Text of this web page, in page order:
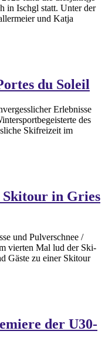
in Ischgl statt. Unter der
und Katja
du Soleil
Erlebnisse
des
Skifreizeit im
Skitour in Gries
und Pulverschnee /
vierten Mal lud der Ski-
Gäste zu einer Skitour
der U30-